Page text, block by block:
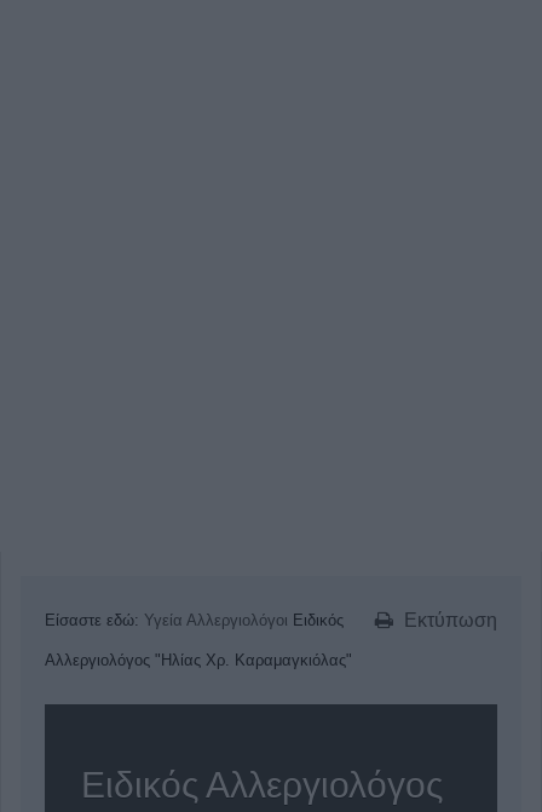
Εκτύπωση
Είσαστε εδώ: Υγεία Αλλεργιολόγοι Ειδικός
Αλλεργιολόγος "Ηλίας Χρ. Καραμαγκιόλας"
Ειδικός Αλλεργιολόγος